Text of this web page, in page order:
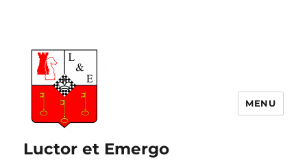
Luctor et Emergo